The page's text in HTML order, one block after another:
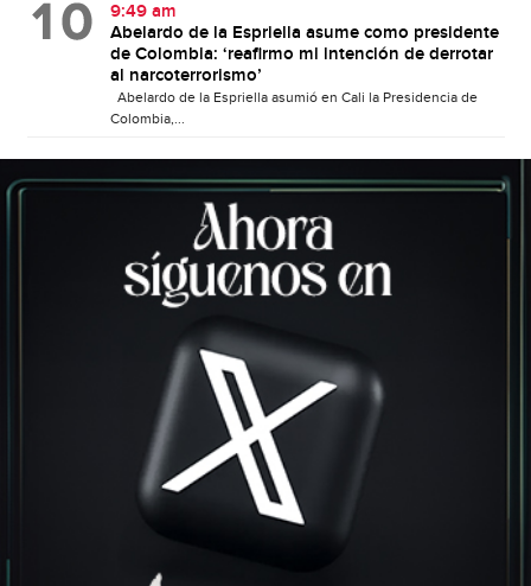
9:49 am
Abelardo de la Espriella asume como presidente
de Colombia: ‘reafirmo mi intención de derrotar
al narcoterrorismo’
Abelardo de la Espriella asumió en Cali la Presidencia de
Colombia,...